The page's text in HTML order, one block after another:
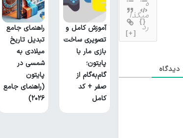
{}
[+]
دیدگاه
آموزش کامل و
تصویری ساخت
بازی مار با
پایتون؛
گام‌به‌گام از
صفر + کد
کامل
راهنمای جامع
تبدیل تاریخ
میلادی به
شمسی در
پایتون
(راهنمای جامع
۲۰۲۶)